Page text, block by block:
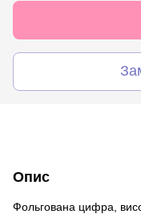
Опис
Фольгована цифра,